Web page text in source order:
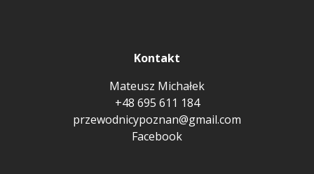
Kontakt
Mateusz Michałek
+48 695 611 184
przewodnicypoznan@gmail.com
Facebook